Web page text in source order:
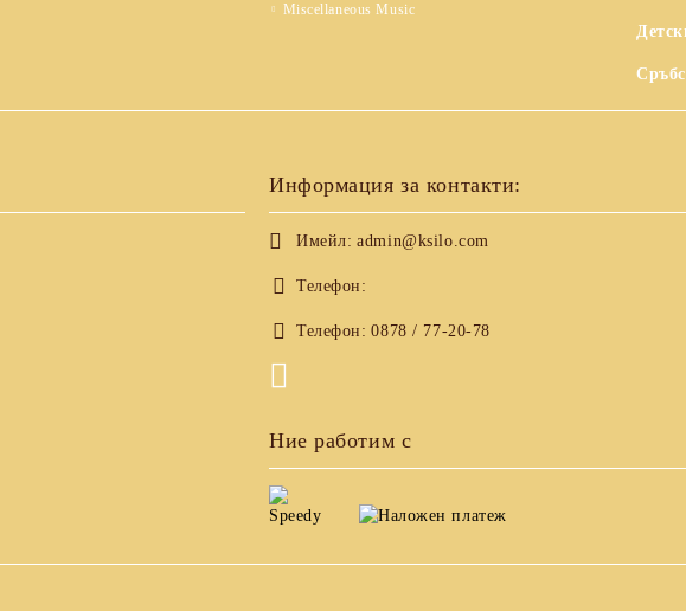
Miscellaneous Music
Информация за контакти:
Имейл: admin@ksilo.com
Телефон:
Телефон: 0878 / 77-20-78
Ние работим с